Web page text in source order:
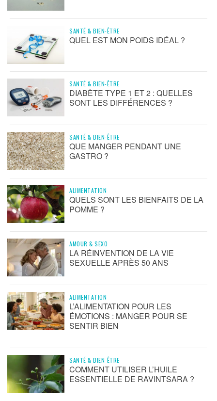
SANTÉ & BIEN-ÊTRE
QUEL EST MON POIDS IDÉAL ?
SANTÉ & BIEN-ÊTRE
DIABÈTE TYPE 1 ET 2 : QUELLES
SONT LES DIFFÉRENCES ?
SANTÉ & BIEN-ÊTRE
QUE MANGER PENDANT UNE
GASTRO ?
ALIMENTATION
QUELS SONT LES BIENFAITS DE LA
POMME ?
AMOUR & SEXO
LA RÉINVENTION DE LA VIE
SEXUELLE APRÈS 50 ANS
ALIMENTATION
L’ALIMENTATION POUR LES
ÉMOTIONS : MANGER POUR SE
SENTIR BIEN
SANTÉ & BIEN-ÊTRE
COMMENT UTILISER L’HUILE
ESSENTIELLE DE RAVINTSARA ?